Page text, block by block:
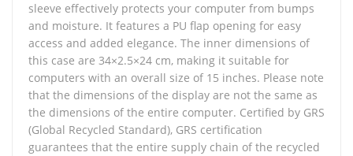
sleeve effectively protects your computer from bumps
and moisture. It features a PU flap opening for easy
access and added elegance. The inner dimensions of
this case are 34×2.5×24 cm, making it suitable for
computers with an overall size of 15 inches. Please note
that the dimensions of the display are not the same as
the dimensions of the entire computer. Certified by GRS
(Global Recycled Standard), GRS certification
guarantees that the entire supply chain of the recycled